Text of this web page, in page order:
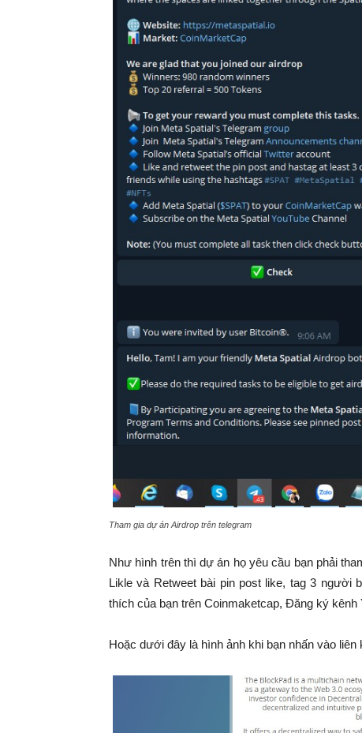
Tham gia dự án Airdrop trên telegram
Như hình trên thì dự án họ yêu cầu bạn phải
Likle và Retweet bài pin post like, tag 3 người
thích của bạn trên Coinmaketcap, Đăng ký kênh
Hoặc dưới đây là hình ảnh khi bạn nhấn vào